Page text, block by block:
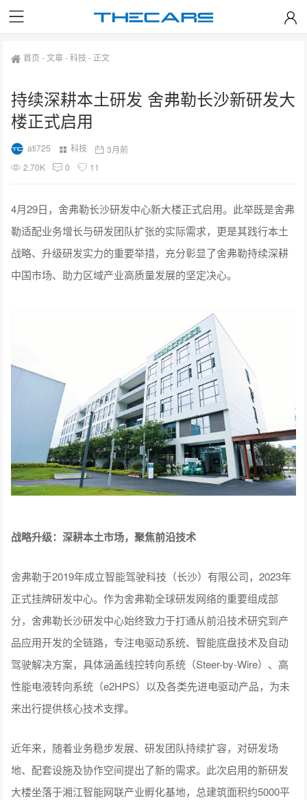
首页 -文章-科技 - 正文
持续深耕本土研发 舍弗勒长沙新研发大
楼正式启用
ati725 科技
3月前
2.70K
0 11
4月29日，舍弗勒长沙研发中心新大楼正式启用。此举既是舍弗
勒适配业务增长与研发团队扩张的实际需求，更是其践行本土
战略、升级研发实力的重要举措，充分彰显了舍弗勒持续深耕
中国市场、助力区域产业高质量发展的坚定决心。
战略升级：深耕本土市场，聚焦前沿技术
舍弗勒于2019年成立智能驾驶科技（长沙）有限公司，2023年
正式挂牌研发中心。作为舍弗勒全球研发网络的重要组成部
分，舍弗勒长沙研发中心始终致力于打通从前沿技术研究到产
品应用开发的全链路，专注电驱动系统、智能底盘技术及自动
驾驶解决方案，具体涵盖线控转向系统（Steer-by-Wire）、高
性能电液转向系统（e2HPS）以及各类先进电驱动产品，为未
来出行提供核心技术支撑。
近年来，随着业务稳步发展、研发团队持续扩容，对研发场
地、配套设施及协作空间提出了新的需求。此次启用的新研发
大楼坐落于湘江智能网联产业孵化基地，总建筑面积约5000平